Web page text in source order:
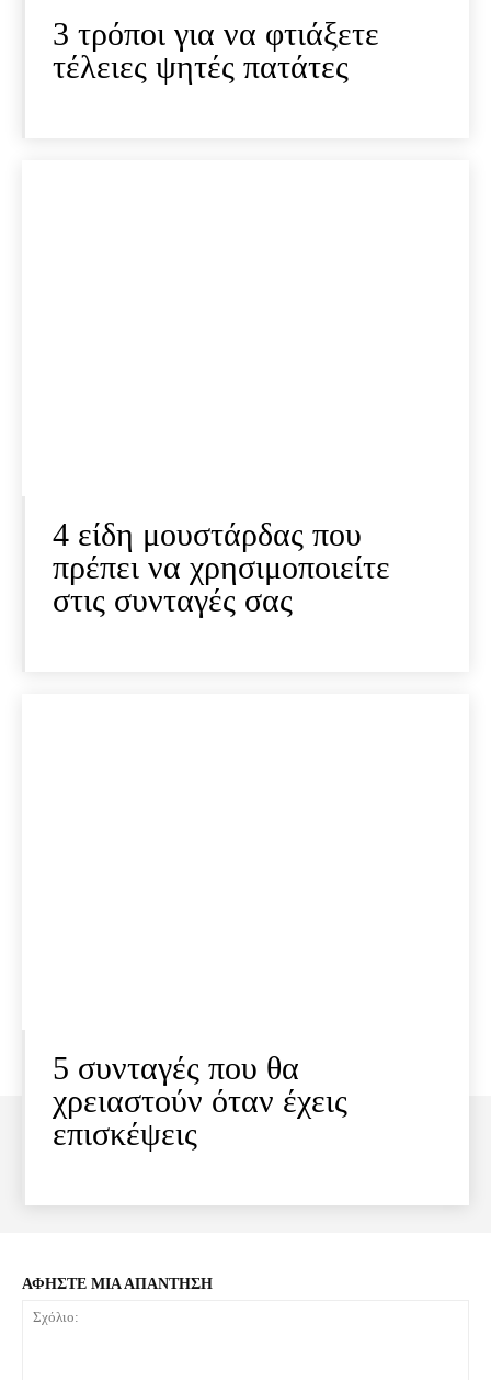
3 τρόποι για να φτιάξετε
τέλειες ψητές πατάτες
4 είδη μουστάρδας που
πρέπει να χρησιμοποιείτε
στις συνταγές σας
5 συνταγές που θα
χρειαστούν όταν έχεις
επισκέψεις
ΑΦΗΣΤΕ ΜΙΑ ΑΠΑΝΤΗΣΗ